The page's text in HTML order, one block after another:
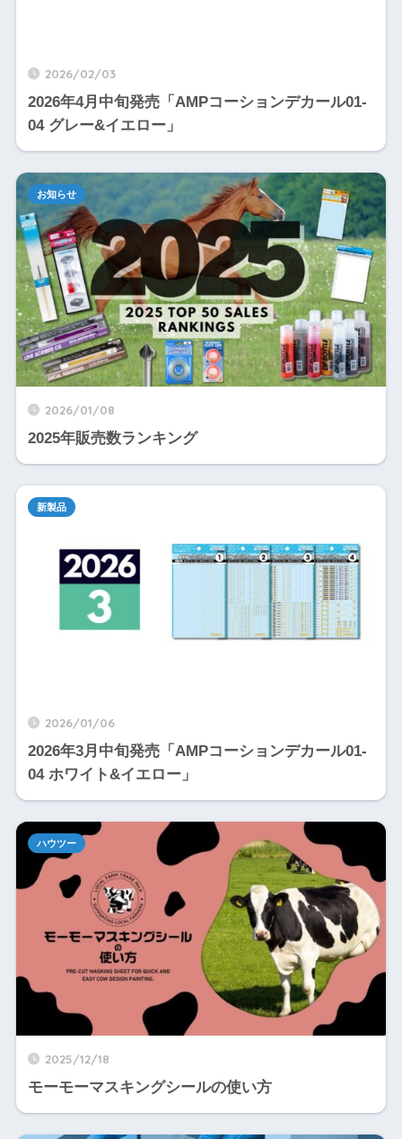
2026/02/03
2026年4月中旬発売「AMPコーションデカール01-
04 グレー&イエロー」
2026/01/08
2025年販売数ランキング
お知らせ
2026/01/06
2026年3月中旬発売「AMPコーションデカール01-
04 ホワイト&イエロー」
新製品
2025/12/18
モーモーマスキングシールの使い方
ハウツー